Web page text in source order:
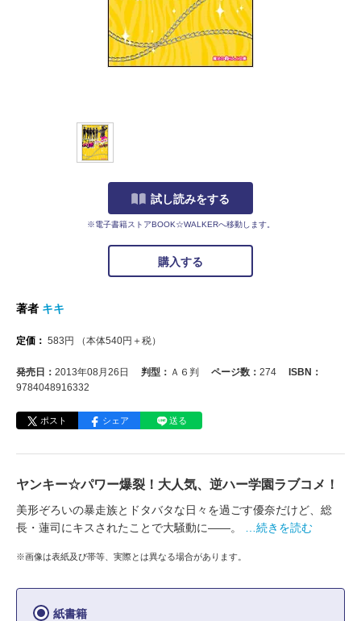
試し読みをする
※電子書籍ストアBOOK☆WALKERへ移動します。
購入する
著者 キキ
定価： 583 円 （本体540円＋税）
発売日： 2013年08月26日 判型： Ａ６判 ページ数： 274
ISBN：
9784048916332
ポスト シェア 送る
ヤンキー☆パワー爆裂！大人気、逆ハー学園ラブコメ！
美形ぞろいの暴走族とドタバタな日々を過ごす優奈だけど、総
長・蓮司にキスされたことで大騒動に――。
…続きを読む
※画像は表紙及び帯等、実際とは異なる場合があります。
紙書籍